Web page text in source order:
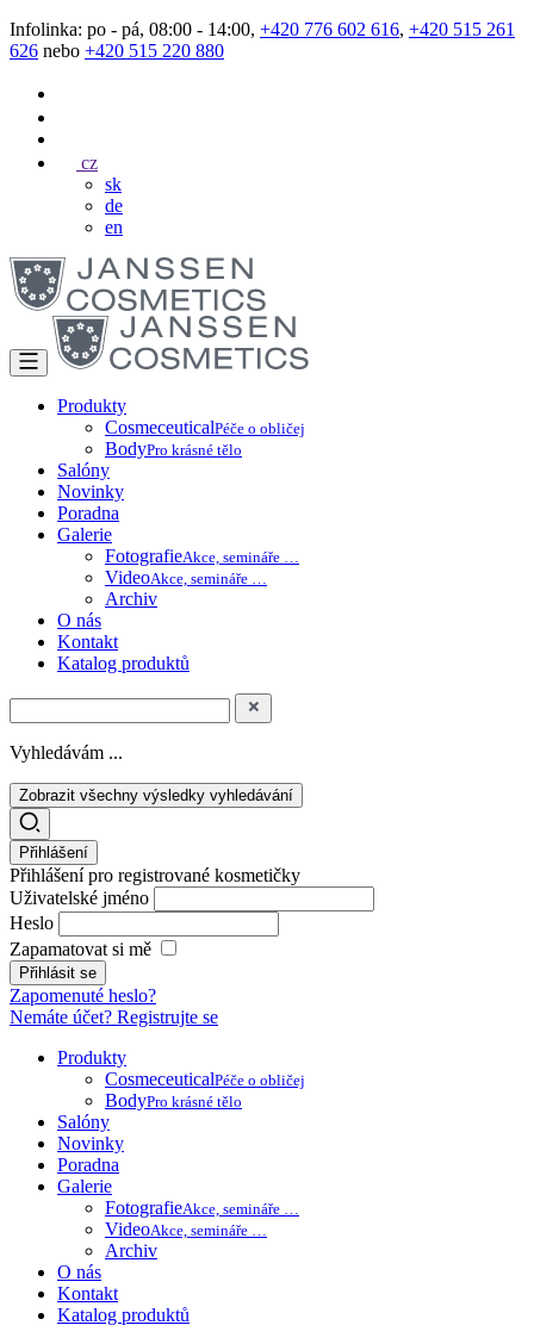
Infolinka: po - pá, 08:00 - 14:00, +420 776 602 616, +420 515 261
626 nebo +420 515 220 880
cz
sk
de
en
Produkty
CosmeceuticalPéče o obličej
BodyPro krásné tělo
Salóny
Novinky
Poradna
Galerie
FotografieAkce, semináře …
VideoAkce, semináře …
Archiv
O nás
Kontakt
Katalog produktů
Vyhledávám ...
Zobrazit všechny výsledky vyhledávání
Přihlášení
Přihlášení pro registrované kosmetičky
Uživatelské jméno
Heslo
Zapamatovat si mě
Zapomenuté heslo?
Nemáte účet? Registrujte se
Produkty
CosmeceuticalPéče o obličej
BodyPro krásné tělo
Salóny
Novinky
Poradna
Galerie
FotografieAkce, semináře …
VideoAkce, semináře …
Archiv
O nás
Kontakt
Katalog produktů